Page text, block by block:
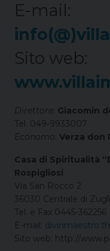
E-mail:
Sito web:
Direttore Giacomin
Tel. 049-9933007
Economo Verza don
Casa di Spiritualità
Rospigliosi
Via San Rocco 2
36030 Centrale di
Tel. e Fax 0445-362256
E-mail:
Sito web: http://